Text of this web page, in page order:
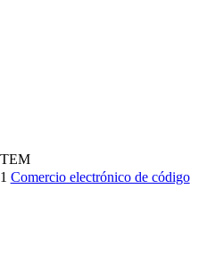
Comercio electrónico de código